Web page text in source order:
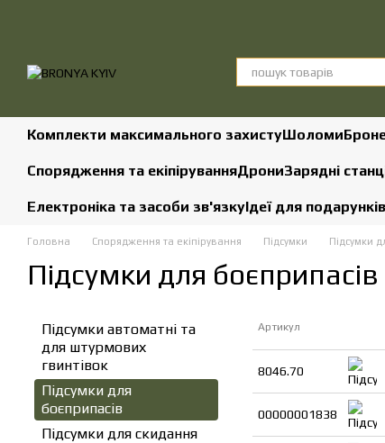
Комплекти максимального захистуШоломи
Спорядження та екіпіруванняДрониЗарядні
Електроніка та засоби зв'язкуІдеї для подарунків
Головна Спорядження та екіпірування Підсумки Підсумки
Підсумки для боєприпасів
Артикул
8046.70
00000001838
Підсумки автоматні та
для штурмових
гвинтівок
Підсумки для
боєприпасів
Підсумки для скидання